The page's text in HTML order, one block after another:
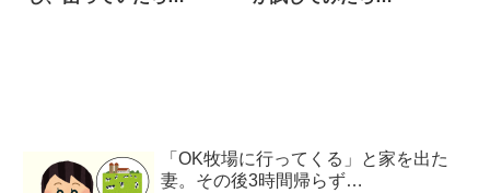
「OK牧場に行ってくる」と家を出た
妻。その後3時間帰らず…